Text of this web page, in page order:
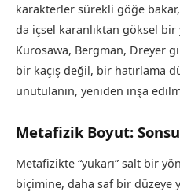
karakterler sürekli göğe bakar,
da içsel karanlıktan göksel bir
Kurosawa, Bergman, Dreyer
bir kaçış değil, bir hatırlama
unutulanın, yeniden inşa
Metafizik Boyut:
Metafizikte “yukarı” salt bir
biçimine, daha saf bir düzeye